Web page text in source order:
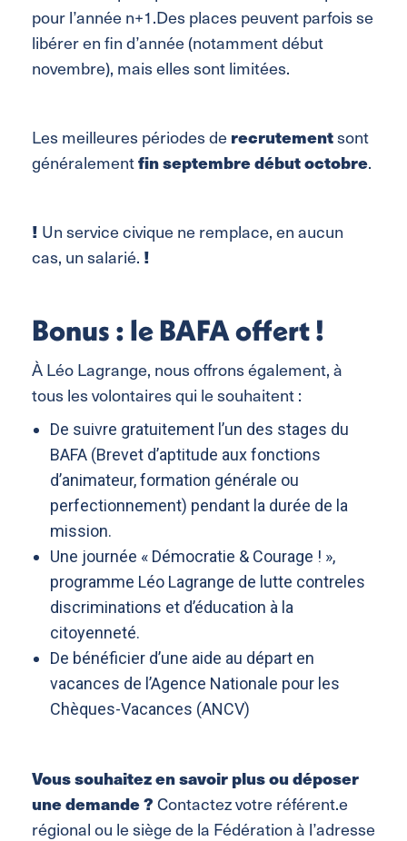
pour l’année n+1.Des places peuvent parfois se
libérer en fin d’année (notamment début
novembre), mais elles sont limitées.
Les meilleures périodes de recrutementsont
généralementfin septembre début octobre.
! Un service civique ne remplace, en aucun
cas, un salarié. !
Bonus : le BAFA offert !
À Léo Lagrange, nous offrons également, à
tous les volontaires qui le souhaitent :
De suivre gratuitement l’un des stages du
BAFA (Brevet d’aptitude aux fonctions
d’animateur, formation générale ou
perfectionnement) pendant la durée de la
mission.
Une journée « Démocratie & Courage ! »,
programme Léo Lagrange de lutte contreles
discriminations et d’éducation à la
citoyenneté.
De bénéficier d’une aide au départ en
vacances de l’Agence Nationale pour les
Chèques-Vacances (ANCV)
Vous souhaitez en savoir plus ou déposer
une demande ? Contactez votre référent.e
régional ou le siège de la Fédération à l’adresse